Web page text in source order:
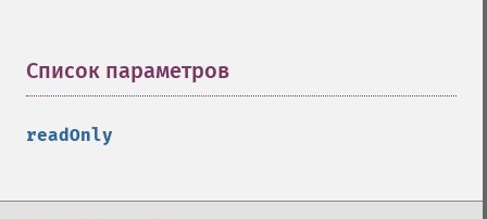
Список параметров
readOnly